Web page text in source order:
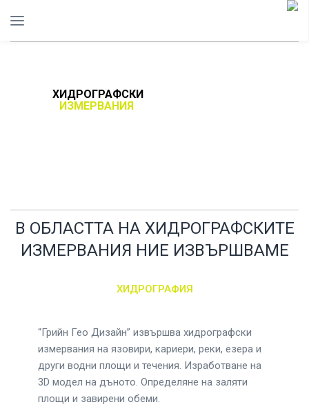
ХИДРОГРАФСКИ
ИЗМЕРВАНИЯ
В ОБЛАСТТА НА ХИДРОГРАФСКИТЕ
ИЗМЕРВАНИЯ НИЕ ИЗВЪРШВАМЕ
ХИДРОГРАФИЯ
“Грийн Гео Дизайн” извършва хидрографски
измервания на язовири, кариери, реки, езера и
други водни площи и течения. Изработване на
3D модел на дъното. Определяне на заляти
площи и завирени обеми.